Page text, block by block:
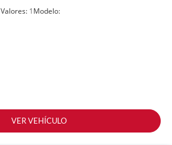
Valores: 1Modelo:
VER VEHÍCULO